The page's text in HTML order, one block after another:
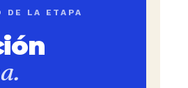
DE LA ETAPA